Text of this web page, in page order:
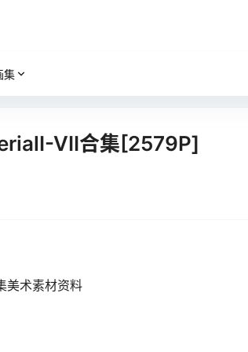
集
VII合集[2579P]
美术素材资料